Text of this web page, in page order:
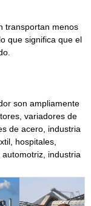
transportan menos
que significa que el
son ampliamente
variadores de
de acero, industria
hospitales,
industria